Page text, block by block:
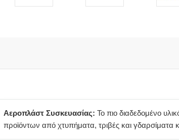
Αεροπλάστ Συσκευασίας: Το πιο διαδεδομένο
προϊόντων από χτυπήματα, τριβές και